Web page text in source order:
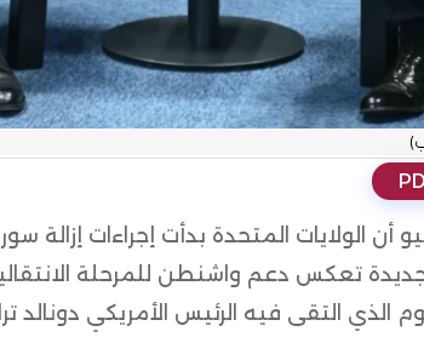
أن الولايات المتحدة بدأت إجراءات إزالة
تعكس دعم واشنطن للمرحلة
الذي التقى فيه الرئيس الأمريكي